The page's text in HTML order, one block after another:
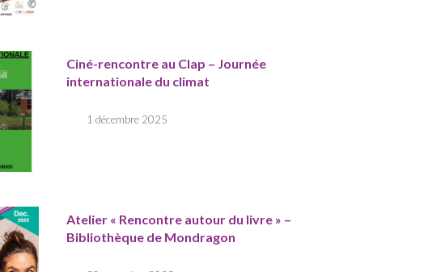
Ciné-rencontre au Clap – Journée
internationale du climat
1 décembre 2025
Atelier « Rencontre autour du livre » –
Bibliothèque de Mondragon